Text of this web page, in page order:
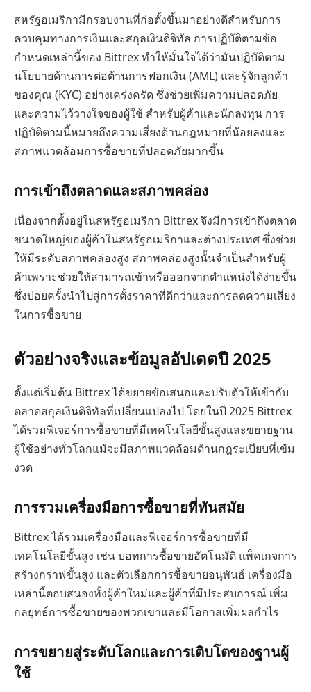
สหรัฐอเมริกามีกรอบงานที่ก่อตั้งขึ้นมาอย่างดีสำหรับการ
ควบคุมทางการเงินและสกุลเงินดิจิทัล การปฏิบัติตามข้อ
กำหนดเหล่านี้ของ Bittrex ทำให้มั่นใจได้ว่ามันปฏิบัติตาม
นโยบายด้านการต่อต้านการฟอกเงิน (AML) และรู้จักลูกค้า
ของคุณ (KYC) อย่างเคร่งครัด ซึ่งช่วยเพิ่มความปลอดภัย
และความไว้วางใจของผู้ใช้ สำหรับผู้ค้าและนักลงทุน การ
ปฏิบัติตามนี้หมายถึงความเสี่ยงด้านกฎหมายที่น้อยลงและ
สภาพแวดล้อมการซื้อขายที่ปลอดภัยมากขึ้น
การเข้าถึงตลาดและสภาพคล่อง
เนื่องจากตั้งอยู่ในสหรัฐอเมริกา Bittrex จึงมีการเข้าถึงตลาด
ขนาดใหญ่ของผู้ค้าในสหรัฐอเมริกาและต่างประเทศ ซึ่งช่วย
ให้มีระดับสภาพคล่องสูง สภาพคล่องสูงนั้นจำเป็นสำหรับผู้
ค้าเพราะช่วยให้สามารถเข้าหรือออกจากตำแหน่งได้ง่ายขึ้น
ซึ่งบ่อยครั้งนำไปสู่การตั้งราคาที่ดีกว่าและการลดความเสี่ยง
ในการซื้อขาย
ตัวอย่างจริงและข้อมูลอัปเดตปี 2025
ตั้งแต่เริ่มต้น Bittrex ได้ขยายข้อเสนอและปรับตัวให้เข้ากับ
ตลาดสกุลเงินดิจิทัลที่เปลี่ยนแปลงไป โดยในปี 2025 Bittrex
ได้รวมฟีเจอร์การซื้อขายที่มีเทคโนโลยีขั้นสูงและขยายฐาน
ผู้ใช้อย่างทั่วโลกแม้จะมีสภาพแวดล้อมด้านกฎระเบียบที่เข้ม
งวด
การรวมเครื่องมือการซื้อขายที่ทันสมัย
Bittrex ได้รวมเครื่องมือและฟีเจอร์การซื้อขายที่มี
เทคโนโลยีขั้นสูง เช่น บอทการซื้อขายอัตโนมัติ แพ็คเกจการ
สร้างกราฟขั้นสูง และตัวเลือกการซื้อขายอนุพันธ์ เครื่องมือ
เหล่านี้ตอบสนองทั้งผู้ค้าใหม่และผู้ค้าที่มีประสบการณ์ เพิ่ม
กลยุทธ์การซื้อขายของพวกเขาและมีโอกาสเพิ่มผลกำไร
การขยายสู่ระดับโลกและการเติบโตของฐานผู้
ใช้